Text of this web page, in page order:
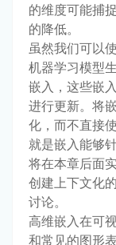
的维度可能捕
的降低。
虽然我们可以
机器学习模型
嵌入，这些嵌
进行更新。将
化，而不直接
就是嵌入能够
将在本章后面
创建上下文化
讨论。
高维嵌入在可
和常见的图形